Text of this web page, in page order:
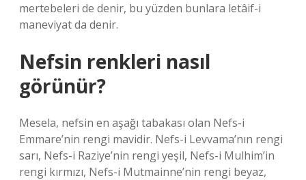
mertebeleri de denir, bu yüzden bunlara letâif-i
maneviyat da denir.
Nefsin renkleri nasıl
görünür?
Mesela, nefsin en aşağı tabakası olan Nefs-i
Emmare’nin rengi mavidir. Nefs-i Levvama’nın rengi
sarı, Nefs-i Raziye’nin rengi yeşil, Nefs-i Mulhim’in
rengi kırmızı, Nefs-i Mutmainne’nin rengi beyaz,